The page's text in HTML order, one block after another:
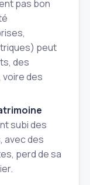
pas bon
peut
des
des
subi des
avec des
perd de sa